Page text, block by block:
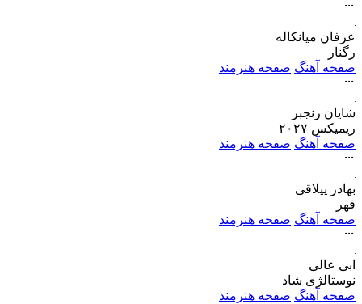
عرفان میانکاله
رگنار
صفحه آهنگ صفحه هنرمند
شایان رنجبر
ریمیکس ۲۰۲۷
صفحه آهنگ صفحه هنرمند
بهادر ییلاقی
قهر
صفحه آهنگ صفحه هنرمند
ابی عالی
نوستالژی شاد
صفحه آهنگ صفحه هنرمند